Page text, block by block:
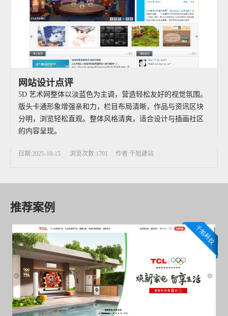
网站设计点评
5D 艺术网整体以淡蓝色为主调，营造轻松友好的视觉氛围。
版头卡通形象增强亲和力，栏目布局清晰，作品与资讯区块
分明，浏览轻松直观。整体风格清爽，适合设计与插画社区
的内容呈现。
日期:2025-10-15 浏览次数:1701 作者:千旭建站
推荐案例